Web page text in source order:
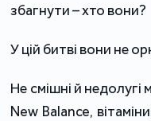
збагнути – хто вони?
У цій битві вони не
Не смішні й недолугі
New Balance,